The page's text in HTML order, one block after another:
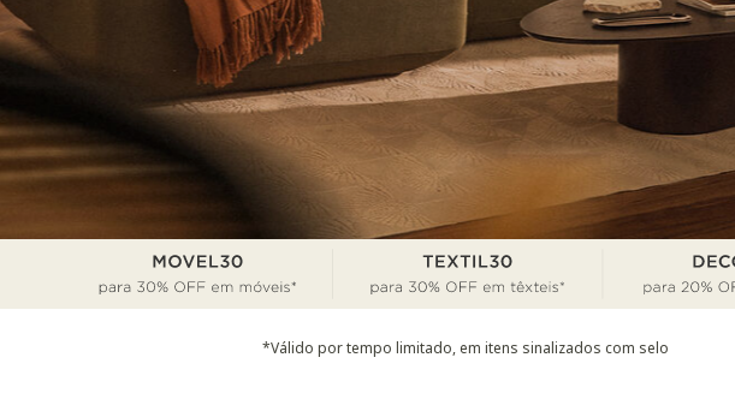
*Válido por tempo limitado, em itens sinalizados com selo